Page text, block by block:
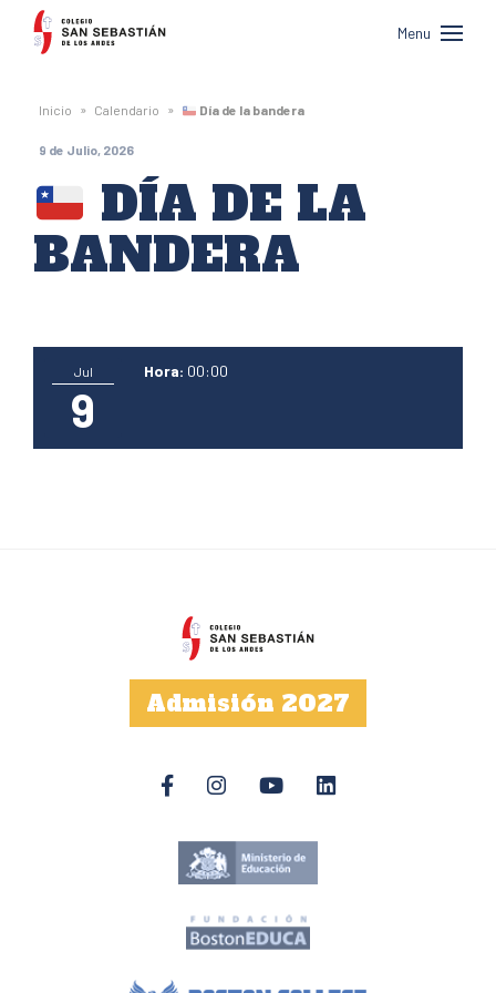
Colegio
San
Sebastián
de
Andes
Menu
Inicio » Calendario » Día de la bandera
9 de Julio, 2026
DÍA DE LA
BANDERA
Jul
9
Hora: 00:00
Admisión 2027